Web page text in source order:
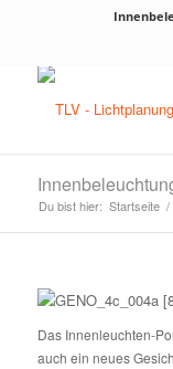
Du bist hier: Startseite /
Das Innenleuchten-
auch ein neues